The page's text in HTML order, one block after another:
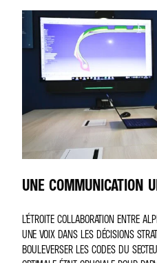
UNE COMMUNICATION
L’ÉTROITE COLLABORATION ENTRE
UNE VOIX DANS LES DÉCISIONS
BOULEVERSER LES CODES DU